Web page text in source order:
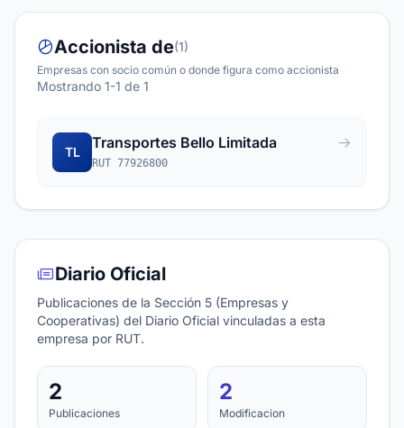
Accionista de(1)
Empresas con socio común o donde figura como accionista
Mostrando 1-1 de 1
TL
Transportes Bello Limitada
RUT 77926800
Diario Oficial
Publicaciones de la Sección 5 (Empresas y
Cooperativas) del Diario Oficial vinculadas a esta
empresa por RUT.
2
Publicaciones
2
Modificacion